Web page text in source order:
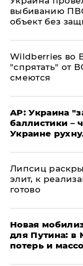
выбиванию
объект без
Wildberries во
"спрятать" от
смеются
AP: Украина
баллистики –
Украине
Липсиц
элит, к
готово
​Новая
для Путина:
потерь и